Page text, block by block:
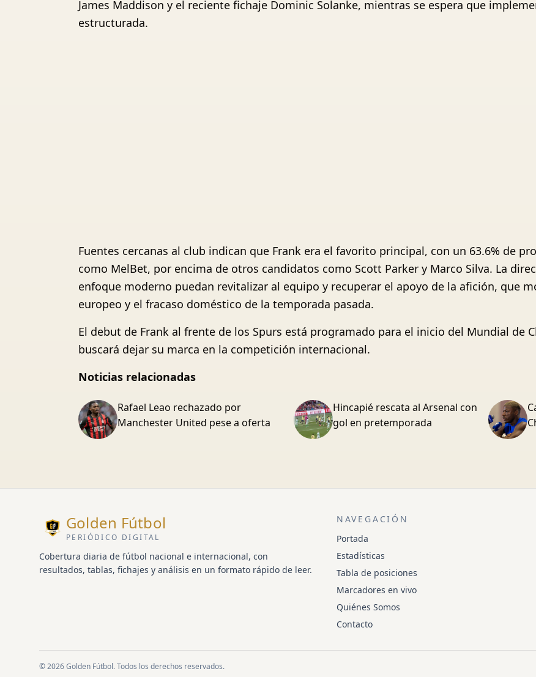
James Maddison y el reciente fichaje Dominic Solanke, mientras se espera que
estructurada.
Fuentes cercanas al club indican que Frank era el favorito principal, con un 63.6% de
como MelBet, por encima de otros candidatos como Scott Parker y Marco Silva. La
enfoque moderno puedan revitalizar al equipo y recuperar el apoyo de la afición, que
europeo y el fracaso doméstico de la temporada pasada.
El debut de Frank al frente de los Spurs está programado para el inicio del Mundial de
buscará dejar su marca en la competición internacional.
Noticias relacionadas
Rafael Leao rechazado por
Manchester United pese a oferta
Hincapié rescata al Arsenal con
gol en pretemporada
Golden Fútbol
PERIÓDICO DIGITAL
Cobertura diaria de fútbol nacional e internacional, con
resultados, tablas, fichajes y análisis en un formato rápido de leer.
NAVEGACIÓN
Portada
Estadísticas
Tabla de posiciones
Marcadores en vivo
Quiénes Somos
Contacto
© 2026 Golden Fútbol. Todos los derechos reservados.